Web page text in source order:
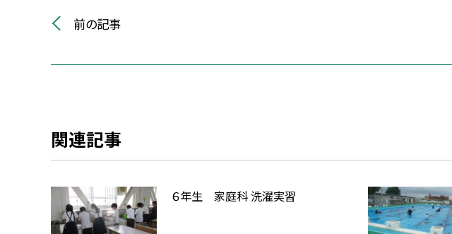
前の記事
関連記事
６年生 家庭科 洗濯実習